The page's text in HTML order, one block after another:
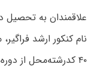
علاقمندان به تحصیل
نام کنکور ارشد
۴۰ کدرشته‌محل از دوره‌های کارشناسی ارشد ناپیوسته دانشگاه پیام نور متقاضی ادامه تحصیل شوند.